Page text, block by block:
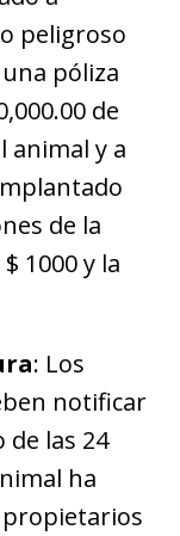
peligroso
póliza
de
animal y a
de la
1000 y la
: Los
notificar
las 24
ha